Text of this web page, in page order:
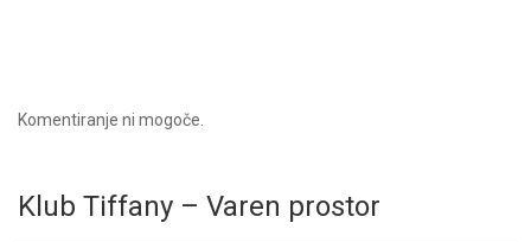
Komentiranje ni mogoče.
Klub Tiffany – Varen prostor